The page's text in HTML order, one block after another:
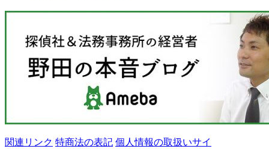
関連リンク 特商法の表記 個人情報の取扱いサイ